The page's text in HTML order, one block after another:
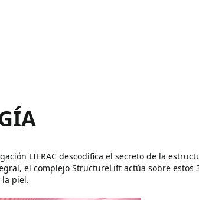
LIERAC descodifica el secreto de la
el complejo StructureLift actúa sobre
piel.